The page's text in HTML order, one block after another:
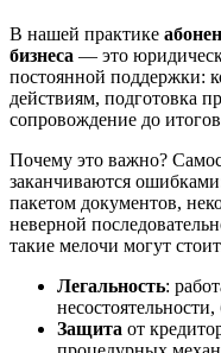
В нашей практике
бизнеса — это
постоянной поддержки:
действиям, подготовка
сопровождение до
Почему это важно?
заканчиваются
пакетом документов,
неверной
такие мелочи могут
Легальность:
Защита от